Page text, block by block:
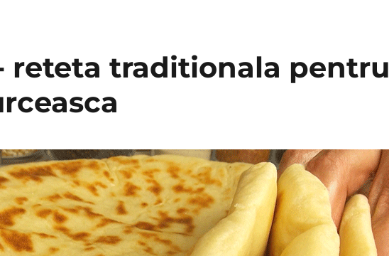
reteta traditionala pentru